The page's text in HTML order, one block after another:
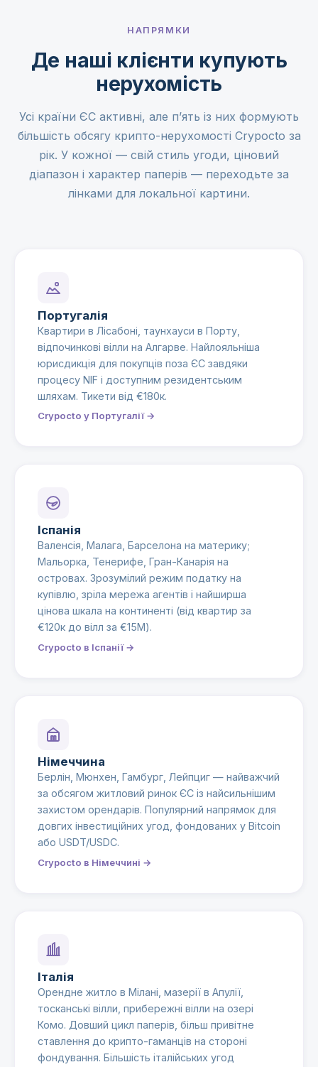
НАПРЯМКИ
Де наші клієнти купують
нерухомість
Усі країни ЄС активні, але п’ять із них формують
більшість обсягу крипто-нерухомості Crypocto за
рік. У кожної — свій стиль угоди, ціновий
діапазон і характер паперів — переходьте за
лінками для локальної картини.
Португалія
Квартири в Лісабоні, таунхауси в Порту,
відпочинкові вілли на Алгарве. Найлояльніша
юрисдикція для покупців поза ЄС завдяки
процесу NIF і доступним резидентським
шляхам. Тикети від €180к.
Crypocto у Португалії →
Іспанія
Валенсія, Малага, Барселона на материку;
Мальорка, Тенерифе, Гран-Канарія на
островах. Зрозумілий режим податку на
купівлю, зріла мережа агентів і найширша
цінова шкала на континенті (від квартир за
€120к до вілл за €15М).
Crypocto в Іспанії →
Німеччина
Берлін, Мюнхен, Гамбург, Лейпциг — найважчий
за обсягом житловий ринок ЄС із найсильнішим
захистом орендарів. Популярний напрямок для
довгих інвестиційних угод, фондованих у Bitcoin
або USDT/USDC.
Crypocto в Німеччині →
Італія
Орендне житло в Мілані, мазерії в Апулії,
тосканські вілли, прибережні вілли на озері
Комо. Довший цикл паперів, більш привітне
ставлення до крипто-гаманців на стороні
фондування. Більшість італійських угод